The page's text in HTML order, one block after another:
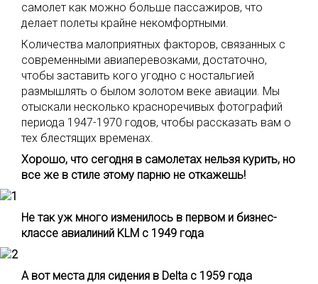
самолет как можно больше пассажиров, что
делает полеты крайне некомфортными.
Количества малоприятных факторов, связанных с
современными авиаперевозками, достаточно,
чтобы заставить кого угодно с ностальгией
размышлять о былом золотом веке авиации. Мы
отыскали несколько красноречивых фотографий
периода 1947-1970 годов, чтобы рассказать вам о
тех блестящих временах.
Хорошо, что сегодня в самолетах нельзя курить, но
все же в стиле этому парню не откажешь!
Не так уж много изменилось в первом и бизнес-
классе авиалиний KLM с 1949 года
А вот места для сидения в Delta с 1959 года